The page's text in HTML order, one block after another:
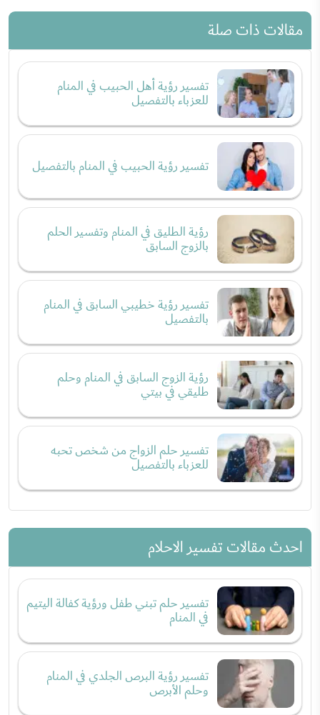
مقالات ذات صلة
تفسير رؤية أهل الحبيب في المنام
للعزباء بالتفصيل
تفسير رؤية الحبيب في المنام بالتفصيل
رؤية الطليق في المنام وتفسير الحلم
بالزوج السابق
تفسير رؤية خطيبي السابق في المنام
بالتفصيل
رؤية الزوج السابق في المنام وحلم
طليقي في بيتي
تفسير حلم الزواج من شخص تحبه
للعزباء بالتفصيل
احدث مقالات تفسير الاحلام
تفسير حلم تبني طفل ورؤية كفالة اليتيم
في المنام
تفسير رؤية البرص الجلدي في المنام
وحلم الأبرص